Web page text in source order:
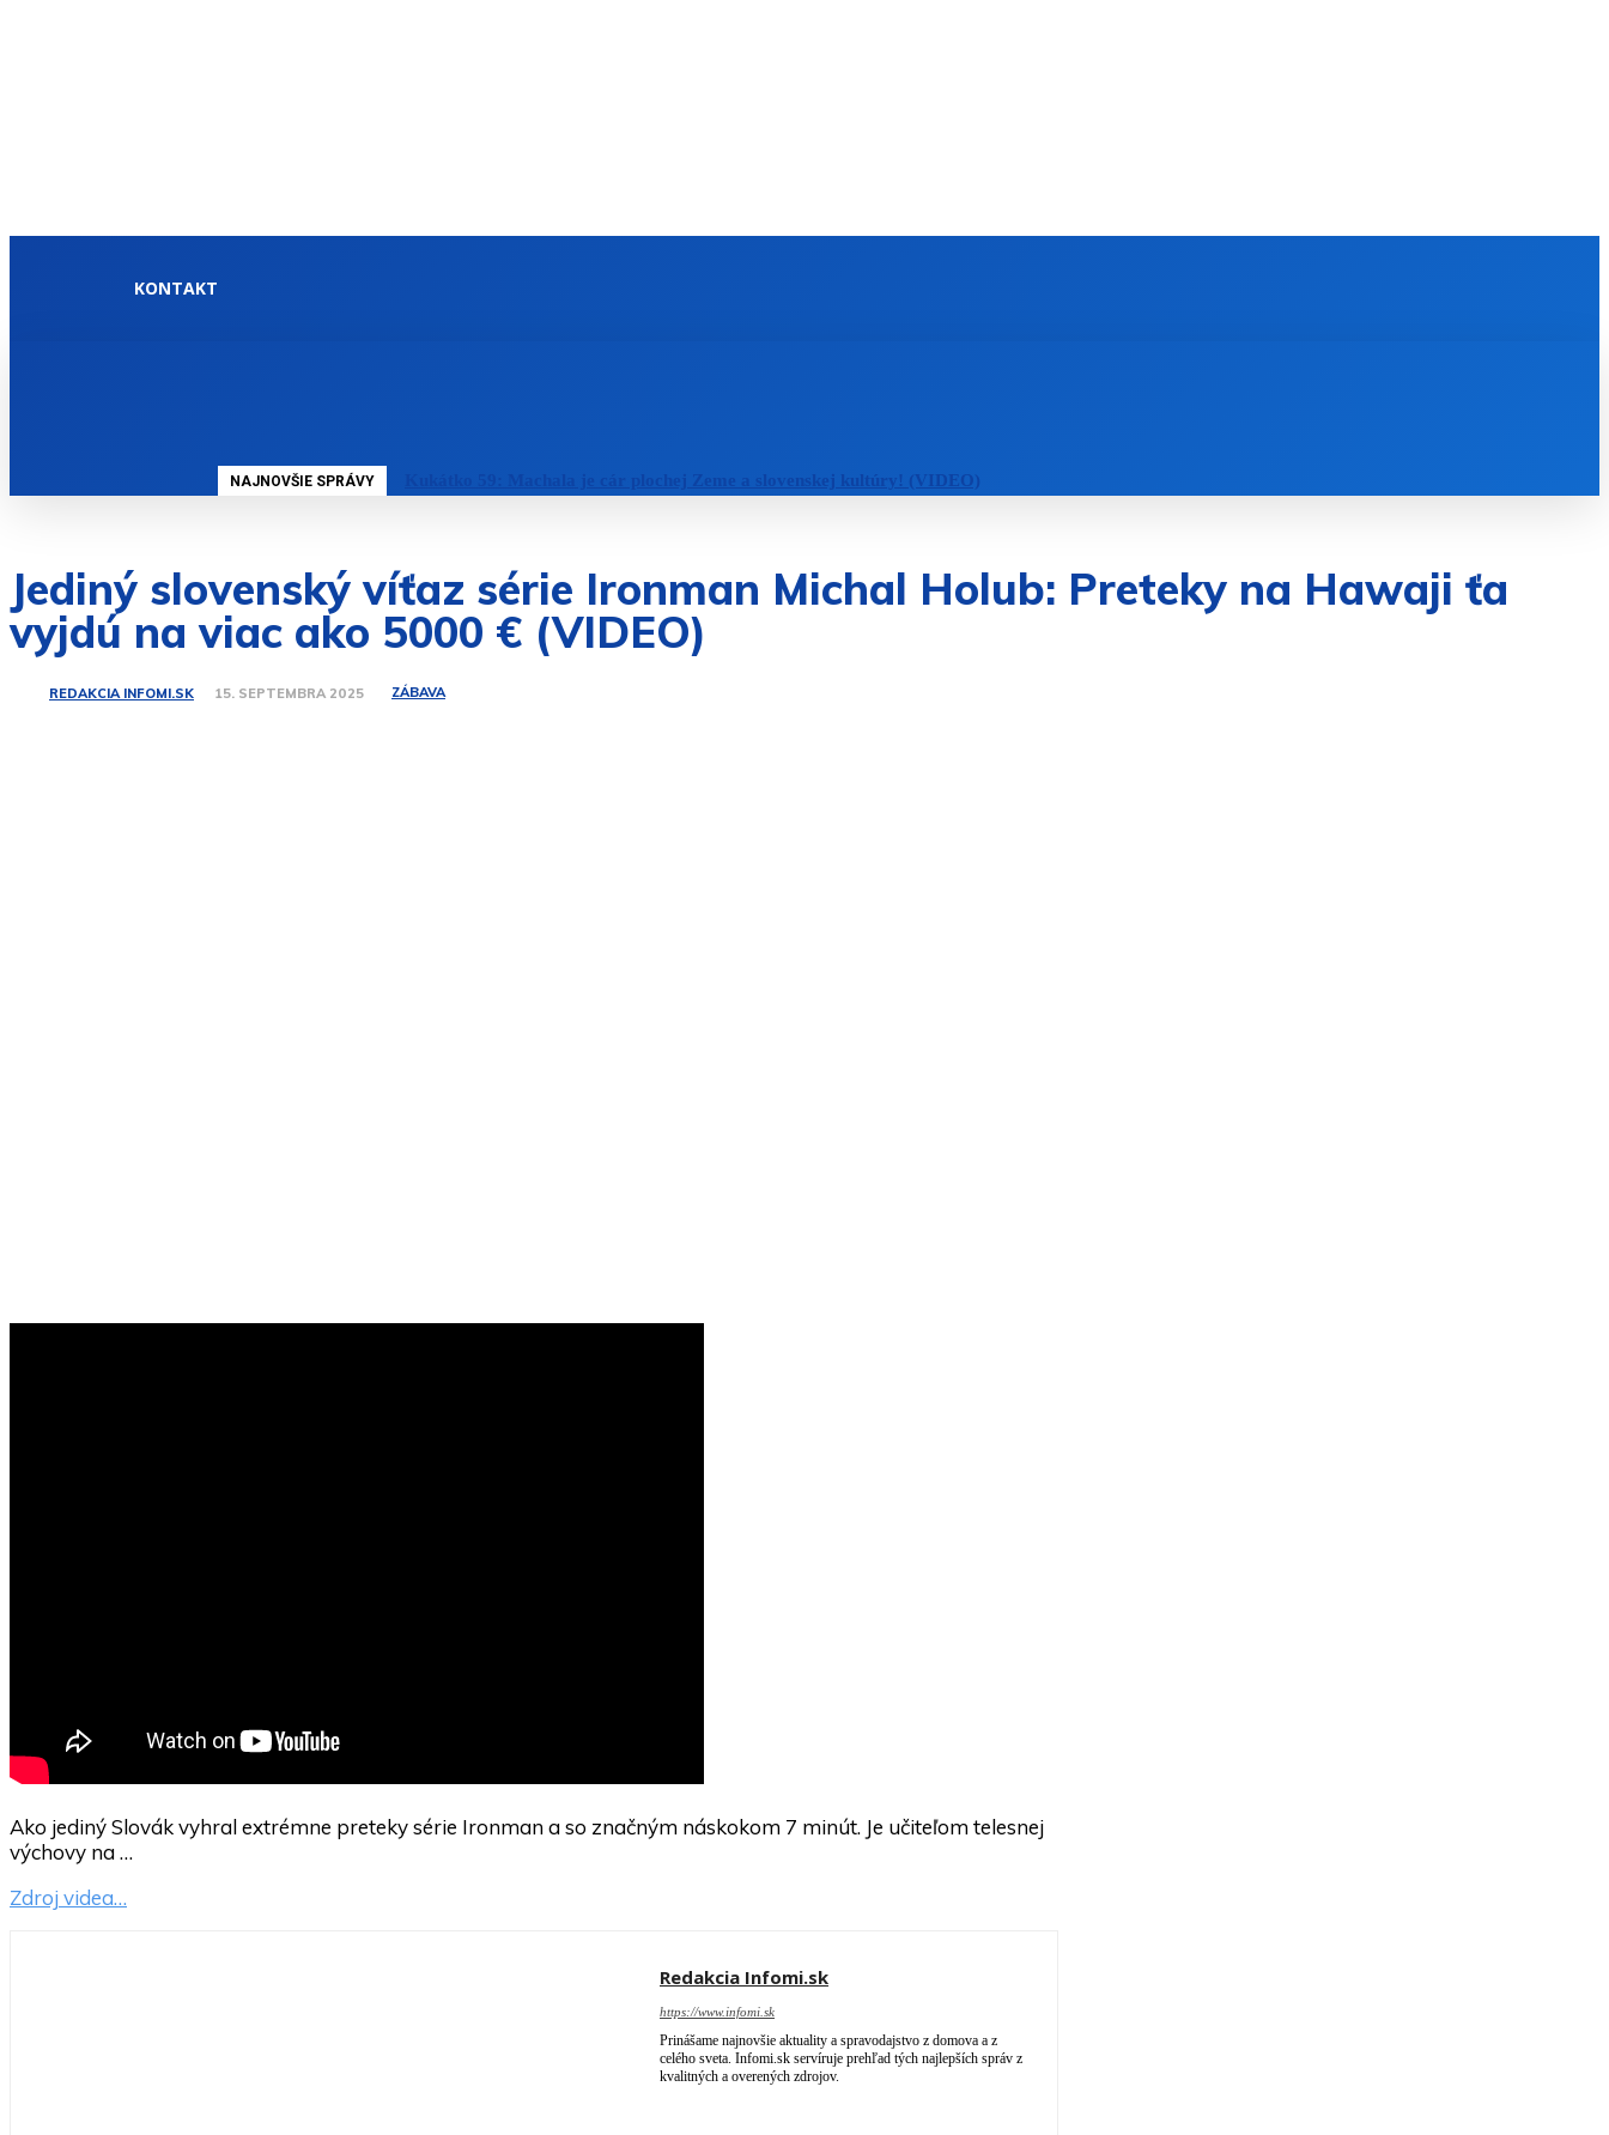
KONTAKT
NAJNOVŠIE SPRÁVY Kukátko 59: Machala je cár plochej Zeme a slovenskej kultúry! (VIDEO)
Jediný slovenský víťaz série Ironman Michal Holub: Preteky na Hawaji ťa
vyjdú na viac ako 5000 € (VIDEO)
REDAKCIA INFOMI.SK 15. SEPTEMBRA 2025 ZÁBAVA
Ako jediný Slovák vyhral extrémne preteky série Ironman a so značným náskokom 7 minút. Je učiteľom telesnej
výchovy na …
Zdroj videa…
Redakcia Infomi.sk
https://www.infomi.sk
Prinášame najnovšie aktuality a spravodajstvo z domova a z
celého sveta. Infomi.sk servíruje prehľad tých najlepších správ z
kvalitných a overených zdrojov.